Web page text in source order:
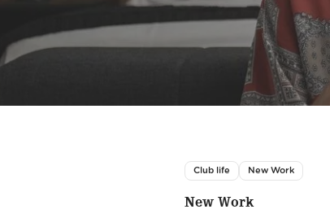
Club life New Work
New Work